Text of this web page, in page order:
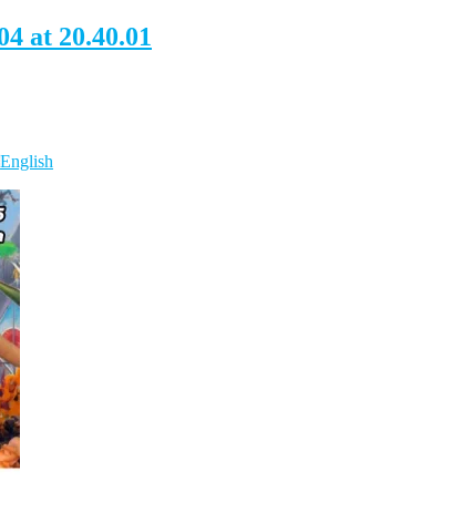
at 20.40.01
English